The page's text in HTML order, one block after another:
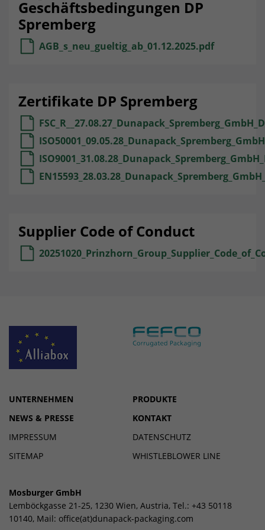
Geschäftsbedingungen DP
Spremberg
AGB_s_neu_gueltig_ab_01.12.2025.pdf
Zertifikate DP Spremberg
Supplier Code of Conduct
UNTERNEHMEN
PRODUKTE
NEWS & PRESSE
KONTAKT
IMPRESSUM
DATENSCHUTZ
SITEMAP
WHISTLEBLOWER LINE
Mosburger GmbH
Lemböckgasse 21-25, 1230 Wien, Austria, Tel.: +43 50118
10140, Mail: office(at)dunapack-packaging.com
Name lidc
Provider LinkedIn
Zweck
Um Load-Balancing-Funktionalität
bereitzustellen.
Lebensdauer 1 year
Zweck
conversions after a user interacts with
Name test_cookie
Provider doubleclick.net
Lebensdauer
Zweck
to check if the browser supports
Name _gcl_au
Provider dunapack-packaging.com
Name
Zweck
to store Google Ads click data when
Unsere Website verwendet Google Maps, um Karten,
standortbezogene Dienste bereitzustellen und Ihre
Nutzererfahrung auf der Website zu verbessern. Bitte
beachten Sie, dass Daten hierbei in die USA übermittelt
werden können. Die rechtliche Grundlage ist der